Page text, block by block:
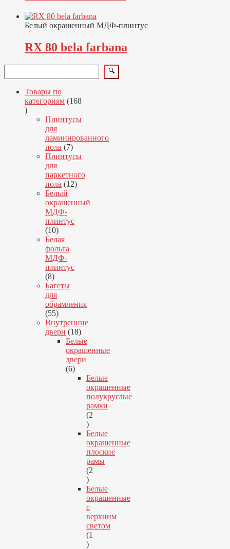
Белый окрашенный МДФ-плинтус
RX 80 bela farbana
🔍
Товары по
категориям 168
168
товаровПлинтусы
для
ламинированного
пола
77
товаров
Плинтусы
для
паркетного
пола
1212
Белый
окрашенный
МДФ-
плинтус
1010
товаров
Белая
фольга
МДФ-
плинтус
88
товаров
Багеты
для
обрамления
5555
товаров
Внутренние
двери
1818
товаров
Белые
окрашенные
двери
66
товаров
Белые
окрашенные
полукруглые
рамки
2
2
товара
Белые
окрашенные
плоские
рамы
2
2
товара
Белые
окрашенные
с
верхним
светом
1
1